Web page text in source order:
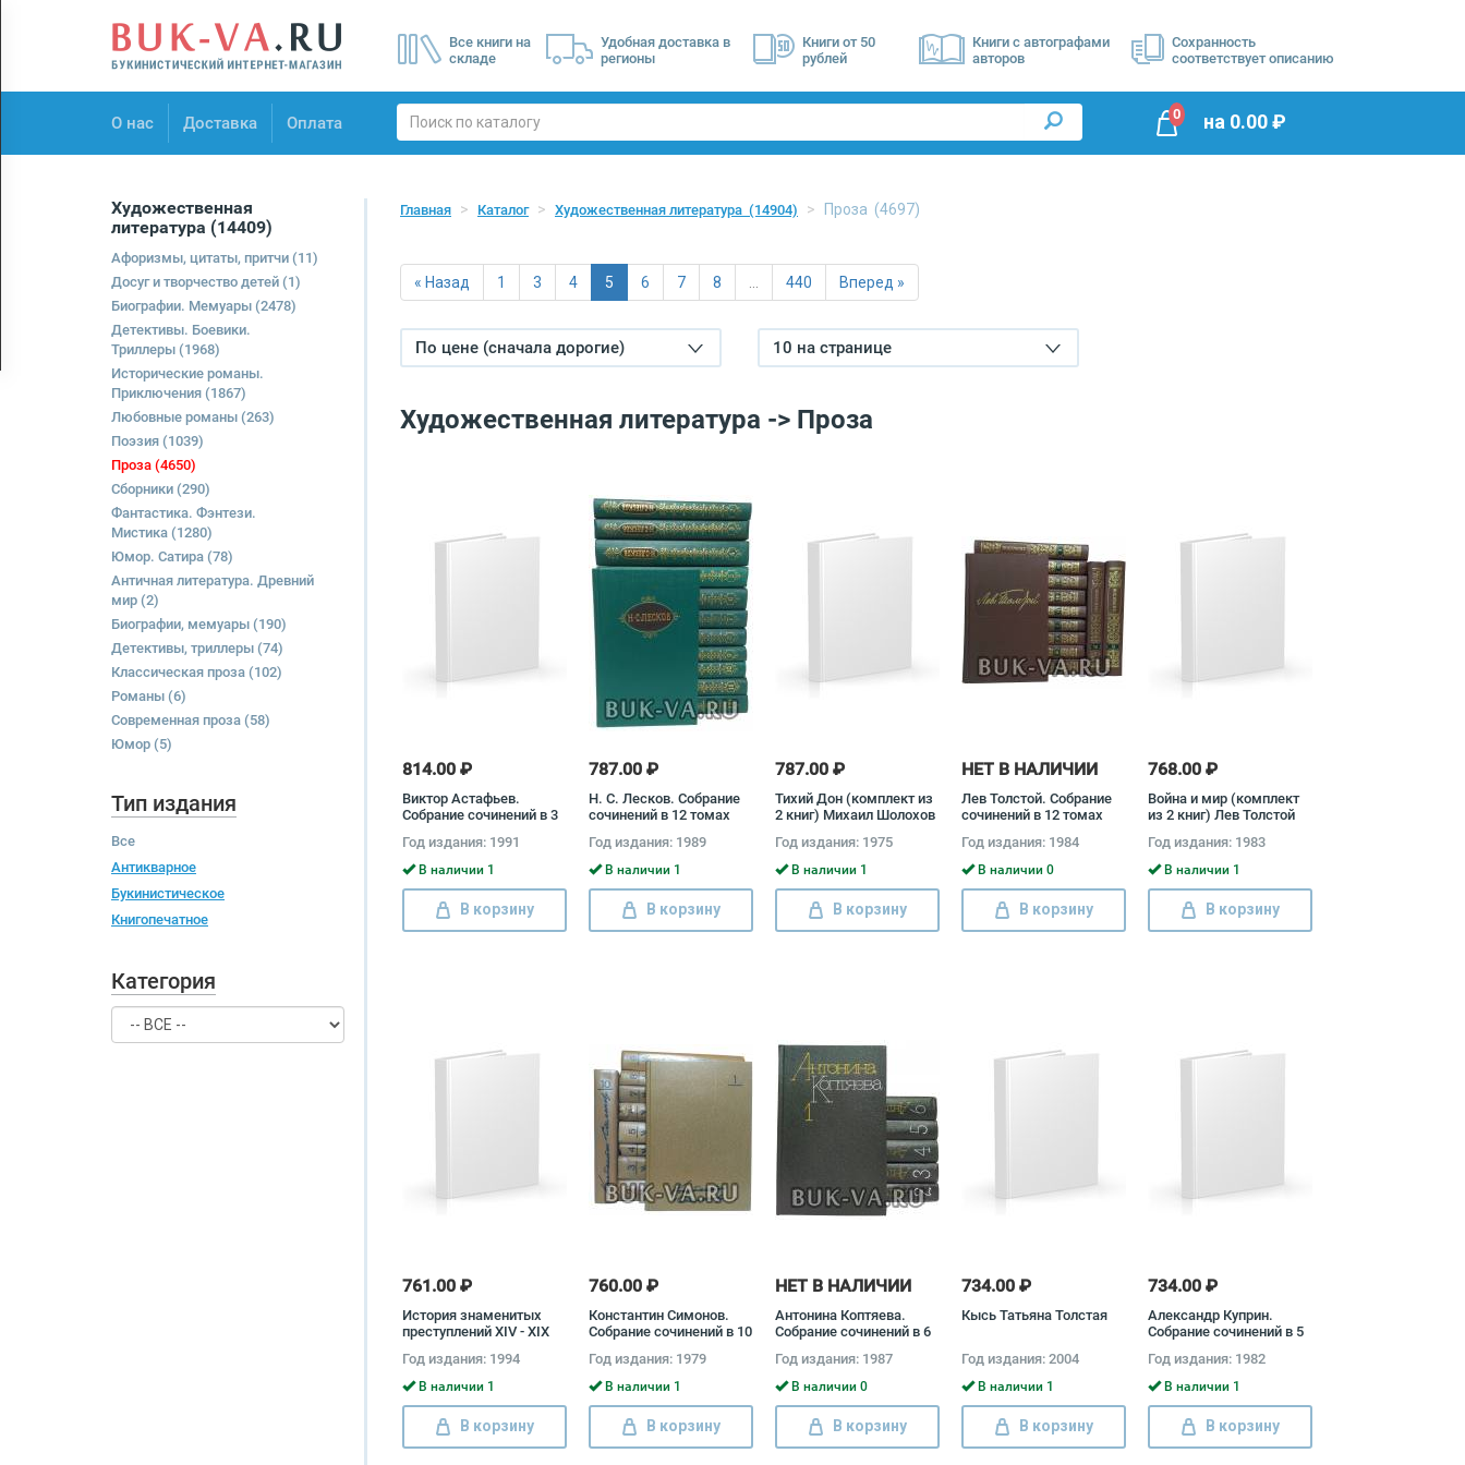
Все книги на
складе
Удобная доставка в
регионы
Книги от 50
рублей
Книги с автографами
авторов
Сохранность
соответствует описанию
О нас Доставка Оплата
О нас
0 на 0.00₽
Художественная
литература (14409)
Афоризмы, цитаты, притчи (11)
Досуг и творчество детей (1)
Биографии. Мемуары (2478)
Детективы. Боевики.
Триллеры (1968)
Исторические романы.
Приключения (1867)
Любовные романы (263)
Поэзия (1039)
Проза (4650)
Сборники (290)
Фантастика. Фэнтези.
Мистика (1280)
Юмор. Сатира (78)
Античная литература. Древний
мир (2)
Биографии, мемуары (190)
Детективы, триллеры (74)
Классическая проза (102)
Романы (6)
Современная проза (58)
Юмор (5)
Тип издания
Все
Антикварное
Букинистическое
Книгопечатное
Категория
Главная Каталог Художественная литература (14904) Проза (4697)
« Назад 1 3 4 5 6 7 8 440 Вперед »
По цене (сначала дорогие) 10 на странице
Художественная литература -> Проза
814.00 ₽
Виктор Астафьев.
Собрание сочинений в 3
Виктор Астафьев
Год издания: 1991
В наличии 1
В корзину
787.00 ₽
Н. С. Лесков. Собрание
сочинений в 12 томах
Лесков
Год издания: 1989
В наличии 1
В корзину
787.00 ₽
Тихий Дон (комплект из
2 книг) Михаил Шолохов
Год издания: 1975
В наличии 1
В корзину
НЕТ В НАЛИЧИИ
Лев Толстой. Собрание
сочинений в 12 томах
Год издания: 1984
В наличии 0
В корзину
768.00 ₽
Война и мир (комплект
из 2 книг) Лев Толстой
Год издания: 1983
В наличии 1
В корзину
761.00 ₽
История знаменитых
преступлений XIV - XIX
книг) Александр Дюма
Год издания: 1994
В наличии 1
В корзину
760.00 ₽
Константин Симонов.
Собрание сочинений в 10
Константин Симонов
Год издания: 1979
В наличии 1
В корзину
НЕТ В НАЛИЧИИ
Антонина Коптяева.
Собрание сочинений в 6
Антонина Коптяева
Год издания: 1987
В наличии 0
В корзину
734.00 ₽
Кысь Татьяна Толстая
Год издания: 2004
В наличии 1
В корзину
734.00 ₽
Александр Куприн.
Собрание сочинений в 5
книг)
Год издания: 1982
В наличии 1
В корзину